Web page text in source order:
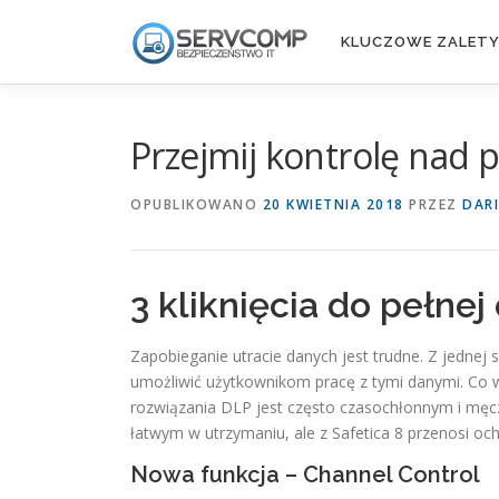
KLUCZOWE ZALETY
Przejmij kontrolę nad
OPUBLIKOWANO 20 KWIETNIA 2018 PRZEZ
3 kliknięcia do
Zapobieganie utracie danych jest trudne. Z
umożliwić użytkownikom pracę z tymi danymi.
rozwiązania DLP jest często czasochłonnym i
łatwym w utrzymaniu, ale z Safetica 8 przenosi
Nowa funkcja – Channel Control